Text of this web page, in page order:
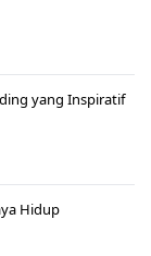
yang Inspiratif
Hidup